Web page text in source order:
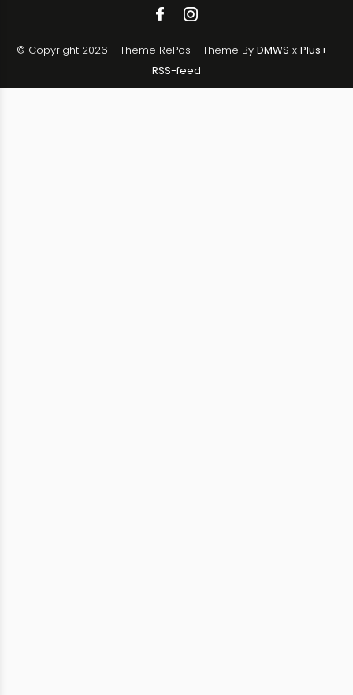
© Copyright 2026 - Theme RePos - Theme By DMWS x Plus+ -
RSS-feed